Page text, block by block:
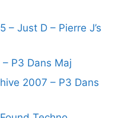
– Just D – Pierre J’s
P3 Dans Maj
2007 – P3 Dans